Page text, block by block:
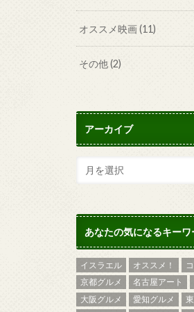
オススメ映画(11)
その他(2)
アーカイブ
あなたの気になるキーワ
イスラエル オススメ！
京都グルメ
名古屋アート
大阪グルメ
愛知グルメ